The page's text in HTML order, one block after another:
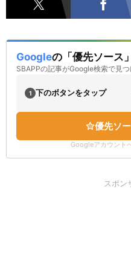
Googleの「優先ソース
SBAPPの記事がGoogle検索で見
1 下のボタンをタップ
優先ソ
Googleアカウント
スポン